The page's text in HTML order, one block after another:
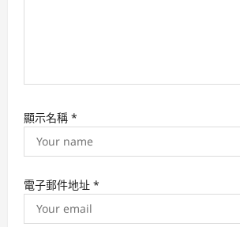
顯示名稱 *
電子郵件地址 *